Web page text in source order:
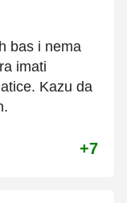
bas i nema
imati
Kazu da
+7